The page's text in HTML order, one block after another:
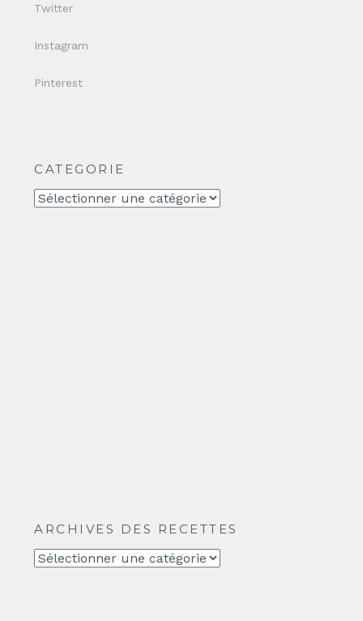
Twitter
Instagram
Pinterest
CATEGORIE
CATEGORIE
ARCHIVES DES RECETTES
Archives